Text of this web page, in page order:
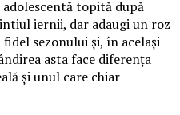
topită după
iernii, dar adaugi un roz
sezonului și, în același
asta face diferența
și unul care chiar